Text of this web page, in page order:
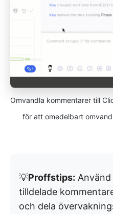
Omvandla kommentarer till
för att omedelbart
💡Proffstips: Använd
tilldelade
och dela